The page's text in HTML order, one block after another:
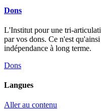
Dons
L'Institut pour une tri-
par vos dons. Ce n'est
indépendance à long terme.
Dons
Langues
Aller au contenu